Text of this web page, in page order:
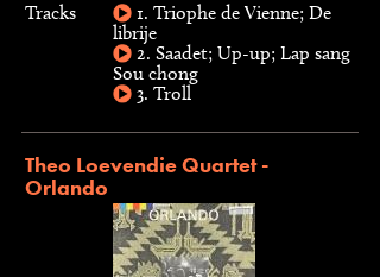
Tracks
1. Triophe de Vienne; De
librije
2. Saadet; Up-up; Lap sang
Sou chong
3. Troll
Theo Loevendie Quartet -
Orlando